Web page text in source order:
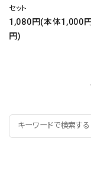
セット
1,080円(本体1,000
円)